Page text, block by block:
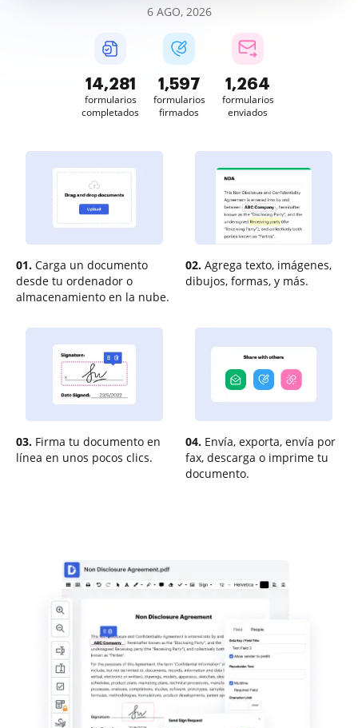
6 AGO, 2026
14,281
formularios
completados
1,597
formularios
firmados
1,264
formularios
enviados
01. Carga un documento
desde tu ordenador o
almacenamiento en la nube.
02. Agrega texto, imágenes,
dibujos, formas, y más.
03. Firma tu documento en
línea en unos pocos clics.
04. Envía, exporta, envía por
fax, descarga o imprime tu
documento.